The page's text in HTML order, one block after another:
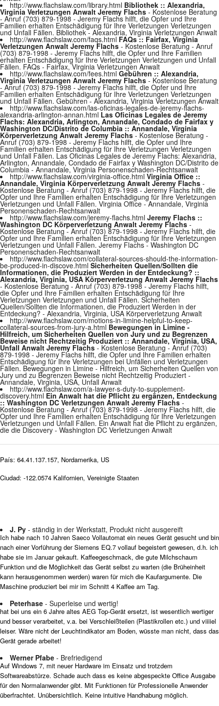
http://www.flachslaw.com/library.html Bibliothek :: Alexandria,
Virginia Verletzungen Anwalt Jeremy Flachs - Kostenlose Beratung
- Anruf (703) 879-1998 - Jeremy Flachs hilft, die Opfer und Ihre
Familien erhalten Entschädigung für Ihre Verletzungen Verletzungen
und Unfall Fällen. Bibliothek - Alexandria, Virginia Verletzungen Anwalt
http://www.flachslaw.com/faqs.html FAQs :: Fairfax, Virginia
Verletzungen Anwalt Jeremy Flachs - Kostenlose Beratung - Anruf
(703) 879-1998 - Jeremy Flachs hilft, die Opfer und Ihre Familien
erhalten Entschädigung für Ihre Verletzungen Verletzungen und Unfall
Fällen. FAQs - Fairfax, Virginia Verletzungen Anwalt
http://www.flachslaw.com/fees.html Gebühren :: Alexandria,
Virginia Verletzungen Anwalt Jeremy Flachs - Kostenlose Beratung
- Anruf (703) 879-1998 - Jeremy Flachs hilft, die Opfer und Ihre
Familien erhalten Entschädigung für Ihre Verletzungen Verletzungen
und Unfall Fällen. Gebühren - Alexandria, Virginia Verletzungen Anwalt
http://www.flachslaw.com/las-oficinas-legales-de-jeremy-flachs-
alexandria-arlington-annan.html Las Oficinas Legales de Jeremy
Flachs: Alexandria, Arlington, Annandale, Condado de Fairfax y
Washington DC/Distrito de Columbia :: Annandale, Virginia
Körperverletzung Anwalt Jeremy Flachs - Kostenlose Beratung -
Anruf (703) 879-1998 - Jeremy Flachs hilft, die Opfer und Ihre
Familien erhalten Entschädigung für Ihre Verletzungen Verletzungen
und Unfall Fällen. Las Oficinas Legales de Jeremy Flachs: Alexandria,
Arlington, Annandale, Condado de Fairfax y Washington DC/Distrito de
Columbia - Annandale, Virginia Personenschaden-Rechtsanwalt
http://www.flachslaw.com/virginia-office.html Virginia Office ::
Annandale, Virginia Körperverletzung Anwalt Jeremy Flachs -
Kostenlose Beratung - Anruf (703) 879-1998 - Jeremy Flachs hilft, die
Opfer und Ihre Familien erhalten Entschädigung für Ihre Verletzungen
Verletzungen und Unfall Fällen. Virginia Office - Annandale, Virginia
Personenschaden-Rechtsanwalt
http://www.flachslaw.com/jeremy-flachs.html Jeremy Flachs ::
Washington DC Körperverletzung Anwalt Jeremy Flachs -
Kostenlose Beratung - Anruf (703) 879-1998 - Jeremy Flachs hilft, die
Opfer und Ihre Familien erhalten Entschädigung für Ihre Verletzungen
Verletzungen und Unfall Fällen. Jeremy Flachs - Washington DC
Personenschaden-Rechtsanwalt
http://www.flachslaw.com/collateral-sources-should-the-information-
be-produced-in-discove.html Sicherheiten Quellen/Sollten die
Informationen, die Produziert Werden in der Entdeckung? ::
Alexandria, Virginia, USA Körperverletzung Anwalt Jeremy Flachs
- Kostenlose Beratung - Anruf (703) 879-1998 - Jeremy Flachs hilft,
die Opfer und Ihre Familien erhalten Entschädigung für Ihre
Verletzungen Verletzungen und Unfall Fällen. Sicherheiten
Quellen/Sollten die Informationen, die Produziert Werden in der
Entdeckung? - Alexandria, Virginia, USA Körperverletzung Anwalt
http://www.flachslaw.com/motions-in-limine-helpful-to-keep-
collateral-sources-from-jury-a.html Bewegungen in Limine -
Hilfreich, um Sicherheiten Quellen von Jury und zu Begrenzen
Beweise nicht Rechtzeitig Produziert :: Annandale, Virginia, USA,
Unfall Anwalt Jeremy Flachs - Kostenlose Beratung - Anruf (703)
879-1998 - Jeremy Flachs hilft, die Opfer und Ihre Familien erhalten
Entschädigung für Ihre Verletzungen bei Unfällen und Verletzungen
Fällen. Bewegungen in Limine - Hilfreich, um Sicherheiten Quellen von
Jury und zu Begrenzen Beweise nicht Rechtzeitig Produziert -
Annandale, Virginia, USA, Unfall Anwalt
http://www.flachslaw.com/a-lawyer-s-duty-to-supplement-
discovery.html Ein Anwalt hat die Pflicht zu ergänzen, Entdeckung
:: Washington DC Verletzungen Anwalt Jeremy Flachs -
Kostenlose Beratung - Anruf (703) 879-1998 - Jeremy Flachs hilft, die
Opfer und Ihre Familien erhalten Entschädigung für Ihre Verletzungen
Verletzungen und Unfall Fällen. Ein Anwalt hat die Pflicht zu ergänzen,
die die Discovery - Washington DC Verletzungen Anwalt
País: 64.41.137.157, Nordamerika, US
Ciudad: -122.0574 Kalifornien, Vereinigte Staaten
J. Py - ständig in der Werkstatt, Produkt nicht ausgereift
Ich habe nach 10 Jahren Saeco Vollautomat ein neues Gerät gesucht und bin
nach einer Vorführung der Siemens EQ.7 vollauf begeistert gewesen, d.h. ich
habe sie im Januar gekauft. Kaffeegeschmack, die gute Milchschaum
Funktion und die Möglichkeit das Gerät selbst zu warten (die Brüheinheit
kann herausgenommen werden) waren für mich die Kaufargumente. Die
Maschine produziert bei mir im Schnitt 4 Kaffee am Tag.
Peterhase - Superleise und wertig!
hat bei uns ein 6 Jahre altes AEG Top-Gerät ersetzt, ist wesentlich wertiger
und besser verarbeitet, v.a. bei Verschleißteilen (Plastikrollen etc.) und viiiiel
leiser. Wäre nicht der Leuchtindikator am Boden, wüsste man nicht, dass das
Gerät gerade arbeitet!
Werner Pfabe - Brefriedigend
Auf Windows 7, mit neuer Hardware im Einsatz und trotzdem
Softwareabstürze. Schade auch dass es keine abgespeckte Office Ausgabe
für den Normalanwender gibt. Mit Funktionen für Professionelle Anwender
überfrachtet. Unübersichtlich. Keine intuitive Handhabung möglich.